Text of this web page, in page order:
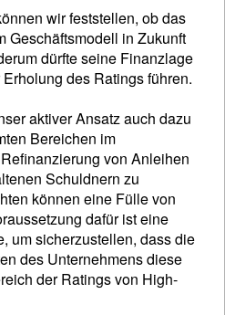
wir feststellen, ob das
Geschäftsmodell in Zukunft
dürfte seine Finanzlage
des Ratings führen.
aktiver Ansatz auch dazu
Bereichen im
von Anleihen
Schuldnern zu
können eine Fülle von
dafür ist eine
um sicherzustellen, dass die
des Unternehmens diese
der Ratings von High-